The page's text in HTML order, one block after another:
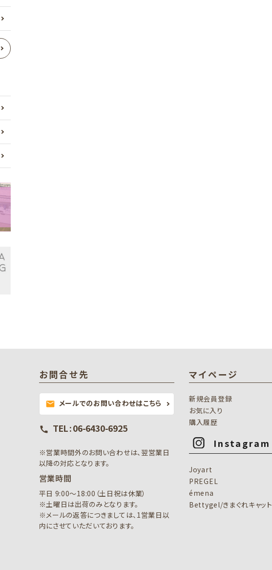
お問合せ先
mail メールでのお問い合わせはこちら
call TEL : 06-6430-6925
※営業時間外のお問い合わせは、翌営業日
以降の対応となります。
営業時間
平日 9:00～18:00（土日祝は休業）
※土曜日は出荷のみとなります。
※メールの返答につきましては、1営業日以
内にさせていただいております。
マイページ
新規会員登録
お気に入り
購入履歴
Instagram
Joyart
PREGEL
émena
Bettygel/きまぐれキャット